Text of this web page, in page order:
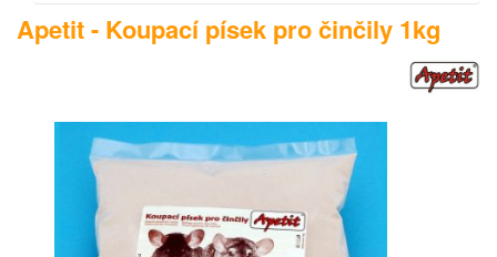
Apetit - Koupací písek pro činčily 1kg